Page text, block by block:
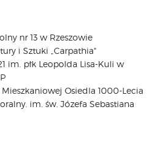
nr 13 w Rzeszowie
i Sztuki „Carpathia"
im. płk Leopolda Lisa-Kuli w
Osiedla 1000-Lecia
im. św. Józefa Sebastiana